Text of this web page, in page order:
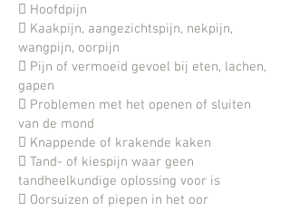
 Hoofdpijn
 Kaakpijn, aangezichtspijn, nekpijn,
wangpijn, oorpijn
 Pijn of vermoeid gevoel bij eten, lachen,
gapen
 Problemen met het openen of sluiten
van de mond
 Knappende of krakende kaken
 Tand- of kiespijn waar geen
tandheelkundige oplossing voor is
 Oorsuizen of piepen in het oor